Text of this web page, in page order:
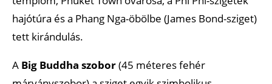
hajótúra és a Phang Nga-öbölbe (James Bond-sziget)
tett kirándulás.
A Big Buddha szobor(45 méteres fehér